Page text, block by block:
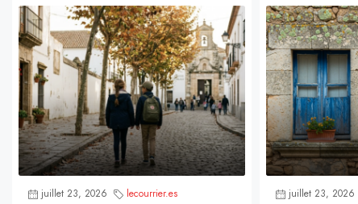
juillet 23, 2026 lecourrier.es juillet 23, 2026